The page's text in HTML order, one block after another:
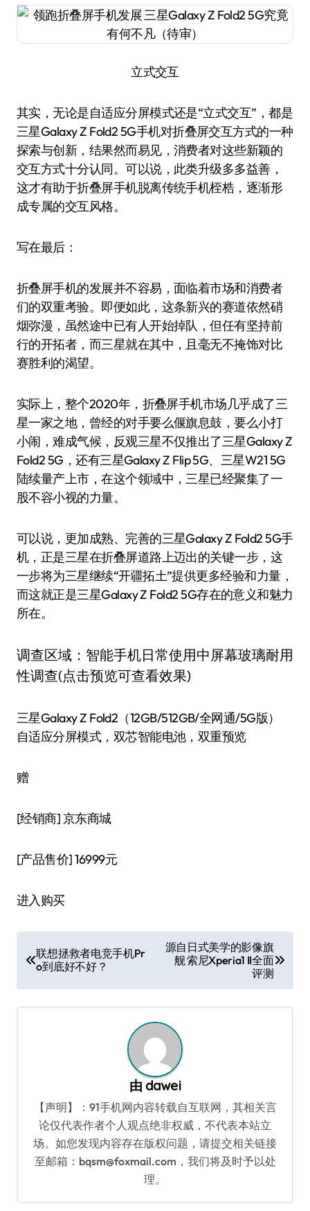
立式交互
其实，无论是自适应分屏模式还是“立式交互”，都是
三星Galaxy Z Fold2 5G手机对折叠屏交互方式的一种
探索与创新，结果然而易见，消费者对这些新颖的
交互方式十分认同。可以说，此类升级多多益善，
这才有助于折叠屏手机脱离传统手机桎梏，逐渐形
成专属的交互风格。
写在最后：
折叠屏手机的发展并不容易，面临着市场和消费者
们的双重考验。即便如此，这条新兴的赛道依然硝
烟弥漫，虽然途中已有人开始掉队，但任有坚持前
行的开拓者，而三星就在其中，且毫无不掩饰对比
赛胜利的渴望。
实际上，整个2020年，折叠屏手机市场几乎成了三
星一家之地，曾经的对手要么偃旗息鼓，要么小打
小闹，难成气候，反观三星不仅推出了三星Galaxy Z
Fold2 5G，还有三星Galaxy Z Flip 5G、三星W21 5G
陆续量产上市，在这个领域中，三星已经聚集了一
股不容小视的力量。
可以说，更加成熟、完善的三星Galaxy Z Fold2 5G手
机，正是三星在折叠屏道路上迈出的关键一步，这
一步将为三星继续“开疆拓土”提供更多经验和力量，
而这就正是三星Galaxy Z Fold2 5G存在的意义和魅力
所在。
调查区域：智能手机日常使用中屏幕玻璃耐用
性调查(点击预览可查看效果)
三星Galaxy Z Fold2（12GB/512GB/全网通/5G版）
自适应分屏模式，双芯智能电池，双重预览
赠
[经销商]京东商城
[产品售价]16999元
进入购买
章
导
航
联想拯救者电竞手机Pr
o到底好不好？
源自日式美学的影像旗
舰 索尼Xperia1 II全面
评测
由 dawei
【声明】：91手机网内容转载自互联网，其相关言
论仅代表作者个人观点绝非权威，不代表本站立
场。如您发现内容存在版权问题，请提交相关链接
至邮箱：bqsm@foxmail.com，我们将及时予以处
理。